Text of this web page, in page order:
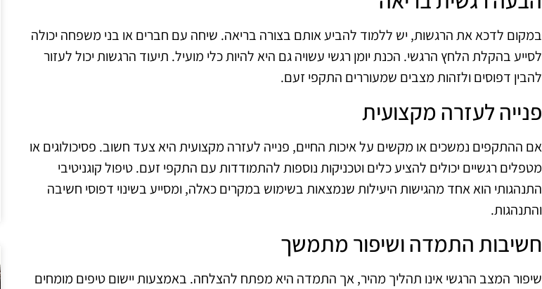
במקום לדכא את הרגשות, יש ללמוד להביע אותם בצורה בריאה. שיחה עם חברים או בני משפחה יכולה
לסייע בהקלת הלחץ הרגשי. הכנת יומן רגשי עשויה גם היא להיות כלי מועיל. תיעוד הרגשות יכול לעזור
להבין דפוסים ולזהות מצבים שמעוררים התקפי זעם.
פנייה לעזרה מקצועית
אם ההתקפים נמשכים או מקשים על איכות החיים, פנייה לעזרה מקצועית היא צעד חשוב. פסיכולוגים או
מטפלים רגשיים יכולים להציע כלים וטכניקות נוספות להתמודדות עם התקפי זעם. טיפול קוגניטיבי
התנהגותי הוא אחד מהגישות היעילות שנמצאות בשימוש במקרים כאלה, ומסייע בשינוי דפוסי חשיבה
והתנהגות.
חשיבות התמדה ושיפור מתמשך
שיפור המצב הרגשי אינו תהליך מהיר, אך התמדה היא מפתח להצלחה. באמצעות יישום טיפים מומחים